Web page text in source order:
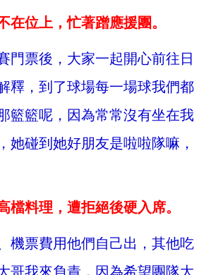
在位上，忙著蹭應援團。
門票後，大家一起開心前往日
釋，到了球場每一場球我們都
籃籃呢，因為常常沒有坐在我
她碰到她好朋友是啦啦隊嘛，
檔料理，遭拒絕後硬入席。
機票費用他們自己出，其他吃
哥我來負責，因為希望團隊大